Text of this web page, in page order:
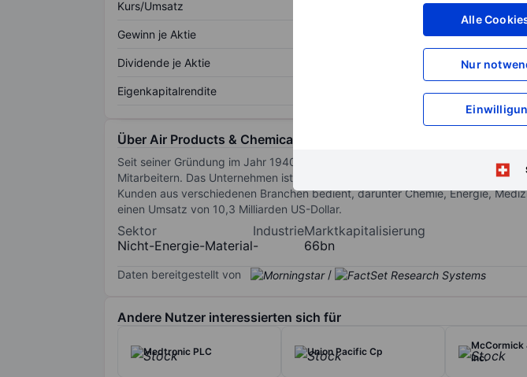
Alle
Nur
Kurs/Umsatz
Gewinn je Aktie
Dividende je Aktie
Eigenkapitalrendite
Über Air Products & Chemicals Inc.
Seit seiner Gründung im Jahr 1940 wurde Air Products zu einem der
Mitarbeitern. Das Unternehmen ist der größte Anbieter von Wasserstoff und
Kunden aus verschiedenen Branchen bedient, darunter Chemie, Energie,
einen Umsatz von 10,3 Milliarden US-Dollar.
Sektor
Nicht-Energie-Material
Industrie
-
Marktkapitalisierung
66bn
Daten bereitgestellt von /
Andere Nutzer interessierten sich für
Medtronic PLC Union Pacific Cp
McCormick
Inc.